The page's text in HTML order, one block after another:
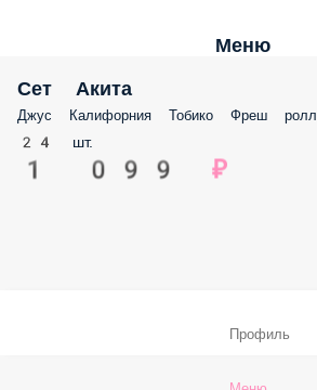
Меню
Сет Акита
Джус Калифорния Тобико Фреш ролл
24 шт.
1 099 ₽
Профиль